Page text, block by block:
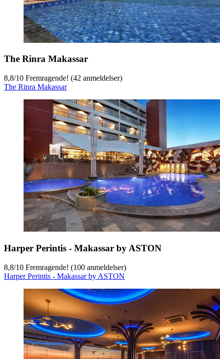
The Rinra Makassar
8,8/10 Fremragende! (42 anmeldelser)
The Rinra Makassar
Harper Perintis - Makassar by ASTON
8,8/10 Fremragende! (100 anmeldelser)
Harper Perintis - Makassar by ASTON